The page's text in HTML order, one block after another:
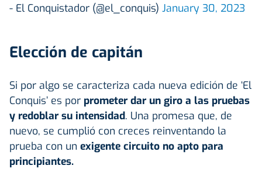
- El Conquistador (@el_conquis) January 30, 2023
Elección de capitán
Si por algo se caracteriza cada nueva edición de ‘El
Conquis’ es por prometer dar un giro a las pruebas
y redoblar su intensidad. Una promesa que, de
nuevo, se cumplió con creces reinventando la
prueba con un exigente circuito no apto para
principiantes.